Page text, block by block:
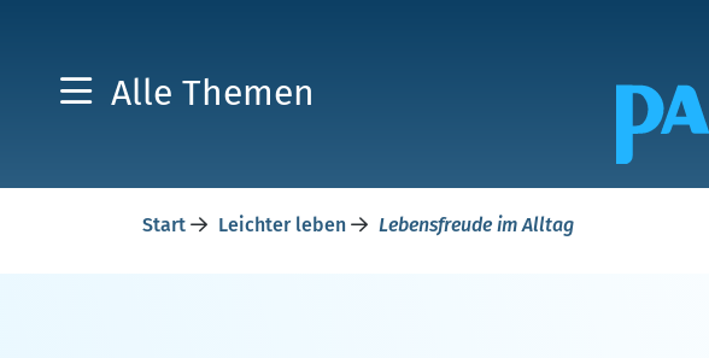
Alle Themen
Start Leichter leben Lebensfreude im Alltag